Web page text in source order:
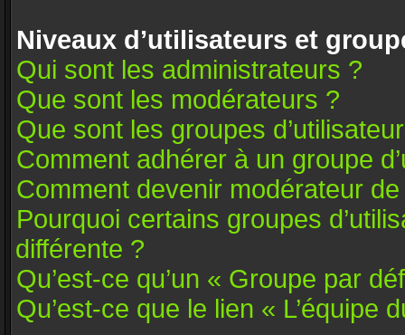
Niveaux d’utilisateurs et
Qui sont les administrateurs ?
Que sont les modérateurs ?
Que sont les groupes
Comment adhérer à un groupe
Comment devenir modérateur
Pourquoi certains groupes
différente ?
Qu’est-ce qu’un « Groupe par
Qu’est-ce que le lien « L’équipe